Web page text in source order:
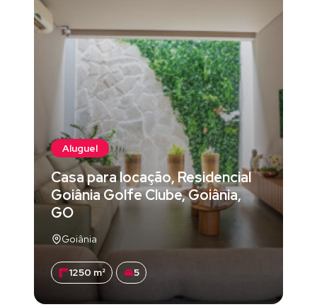
Aluguel
Casa para locação, Residencial
Goiânia Golfe Clube, Goiânia,
GO
Goiânia
1250 m² 5